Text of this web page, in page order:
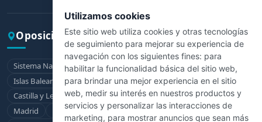
Utilizamos cookies
Este sitio web utiliza cookies y otras tecnologías
de seguimiento para mejorar su experiencia de
navegación con los siguientes fines: para
habilitar la funcionalidad básica del sitio web,
para brindar una mejor experiencia en el sitio
web, medir su interés en nuestros productos y
servicios y personalizar las interacciones de
marketing, para mostrar anuncios que sean más
Oposiciones por comunidad
Sistema Nacional de Salud Andalucía Aragón
Asturias
Islas Baleares
Canarias Cantabria
Castilla-La Mancha
Castilla y León
Cataluña Extremadura Galicia
La Rioja
Madrid
Murcia Navarra
País Vasco